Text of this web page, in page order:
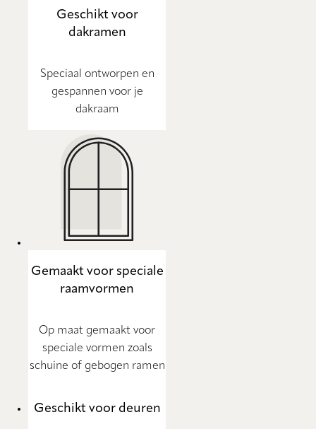
Geschikt voor
dakramen
Speciaal ontworpen en
gespannen voor je
dakraam
Gemaakt voor speciale
raamvormen
Op maat gemaakt voor
speciale vormen zoals
schuine of gebogen ramen
Geschikt voor deuren